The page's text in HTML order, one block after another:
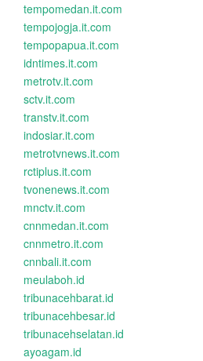
tempomedan.it.com
tempojogja.it.com
tempopapua.it.com
idntimes.it.com
metrotv.it.com
sctv.it.com
transtv.it.com
indosiar.it.com
metrotvnews.it.com
rctiplus.it.com
tvonenews.it.com
mnctv.it.com
cnnmedan.it.com
cnnmetro.it.com
cnnbali.it.com
meulaboh.id
tribunacehbarat.id
tribunacehbesar.id
tribunacehselatan.id
ayoagam.id